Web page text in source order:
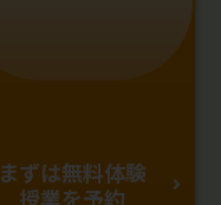
まずは無料体験
授業を予約